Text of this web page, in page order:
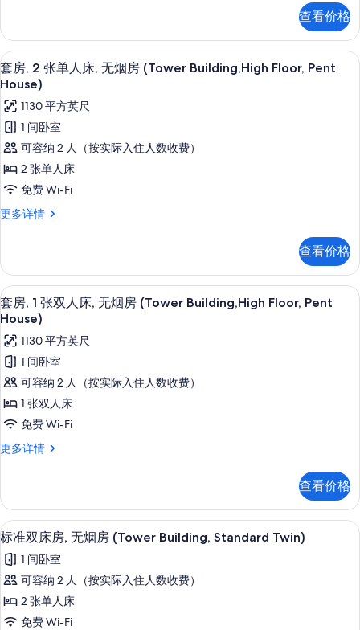
照
片
房,
转
角
(Tower
Building,
High
Floor,GINZA
VIEW)
的
所
片
单
人
床,
无
房,
转
角
(Tower
Building,
Floor,GINZA
VIEW)
更
息
查看价格
显
示
套
房,
2
张
单
床,
烟
房
(Tower
Building,High
Floor,
Pent
House)
的
所
有
1 多间卧室、高档床上用品、羽绒被、
7
套房, 2 张单人床, 无烟房 (Tower Building,High Floor, Pent
House)
1130 平方英尺
1 间卧室
可容纳 2 人（按实际入住人数收费）
2 张单人床
免费 Wi-Fi
更多详情
套
单
人
床,
无
房
(Tower
Building,High
Floor,
Pent
House)
更
多
信
查看价格
显
示
套
房,
张
双
床,
烟
房
(Tower
Building,High
Floor,
Pent
House)
1 多间卧室、高档床上用品、羽绒被、
8
套房, 1 张双人床, 无烟房 (Tower Building,High Floor, Pent
House)
1130 平方英尺
1 间卧室
可容纳 2 人（按实际入住人数收费）
1 张双人床
免费 Wi-Fi
更多详情
套
双
人
床,
烟
房
Building,High
Floor,
查看价格
显
示
标
准
双
1 多间卧室、高档床上用品、羽绒被、
9
标准双床房, 无烟房 (Tower Building, Standard Twin)
1 间卧室
可容纳 2 人（按实际入住人数收费）
2 张单人床
免费 Wi-Fi